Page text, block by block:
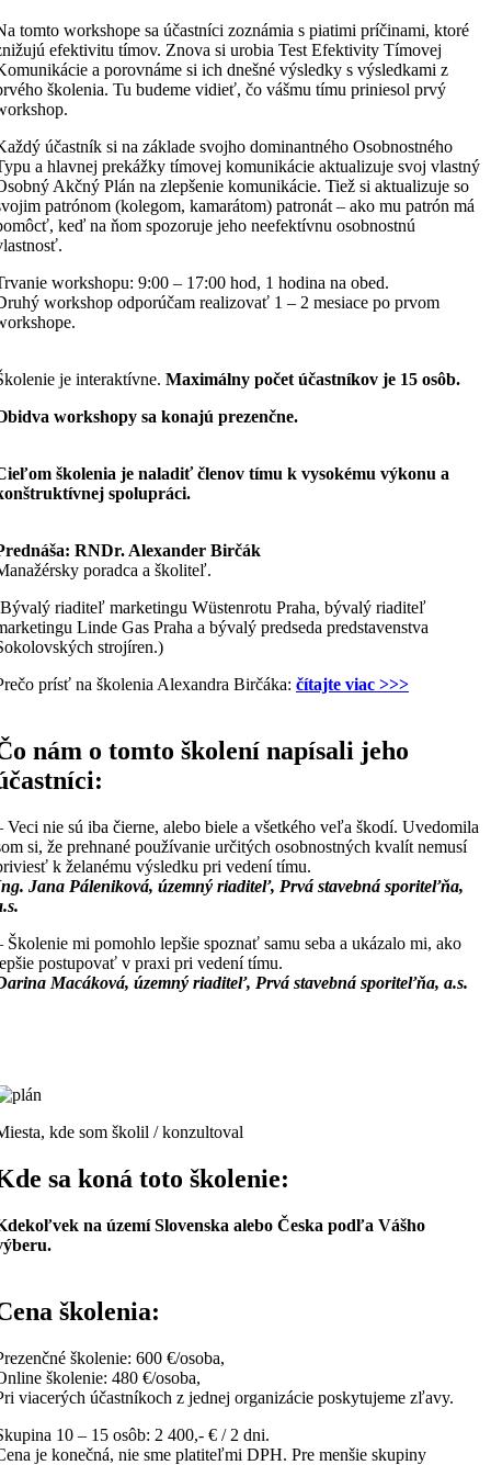
tomto workshope sa účastníci zoznámia s piatimi príčinami, ktoré
efektivitu tímov. Znova si urobia Test Efektivity Tímovej
a porovnáme si ich dnešné výsledky s výsledkami z
školenia. Tu budeme vidieť, čo vášmu tímu priniesol prvý
účastník si na základe svojho dominantného Osobnostného
a hlavnej prekážky tímovej komunikácie aktualizuje svoj vlastný
Akčný Plán na zlepšenie komunikácie. Tiež si aktualizuje so
patrónom (kolegom, kamarátom) patronát – ako mu patrón má
keď na ňom spozoruje jeho neefektívnu osobnostnú
workshopu: 9:00 – 17:00 hod, 1 hodina na obed.
workshop odporúčam realizovať 1 – 2 mesiace po prvom
je interaktívne. Maximálny počet účastníkov je 15 osôb.
workshopy sa konajú prezenčne.
školenia je naladiť členov tímu k vysokému výkonu a
spolupráci.
RNDr. Alexander Birčák
poradca a školiteľ.
riaditeľ marketingu Wüstenrotu Praha, bývalý riaditeľ
Linde Gas Praha a bývalý predseda predstavenstva
strojíren.)
prísť na školenia Alexandra Birčáka: čítajte viac >>>
nám o tomto školení napísali jeho
Veci nie sú iba čierne, alebo biele a všetkého veľa škodí. Uvedomila
si, že prehnané používanie určitých osobnostných kvalít nemusí
k želanému výsledku pri vedení tímu.
Jana Páleniková, územný riaditeľ, Prvá stavebná sporiteľňa,
Školenie mi pomohlo lepšie spoznať samu seba a ukázalo mi, ako
postupovať v praxi pri vedení tímu.
Macáková, územný riaditeľ, Prvá stavebná sporiteľňa, a.s.
kde som školil / konzultoval
sa koná toto školenie:
na území Slovenska alebo Česka podľa Vášho
školenia:
školenie: 600 €/osoba,
školenie: 480 €/osoba,
viacerých účastníkoch z jednej organizácie poskytujeme zľavy.
10 – 15 osôb: 2 400,- € / 2 dni.
je konečná, nie sme platiteľmi DPH. Pre menšie skupiny